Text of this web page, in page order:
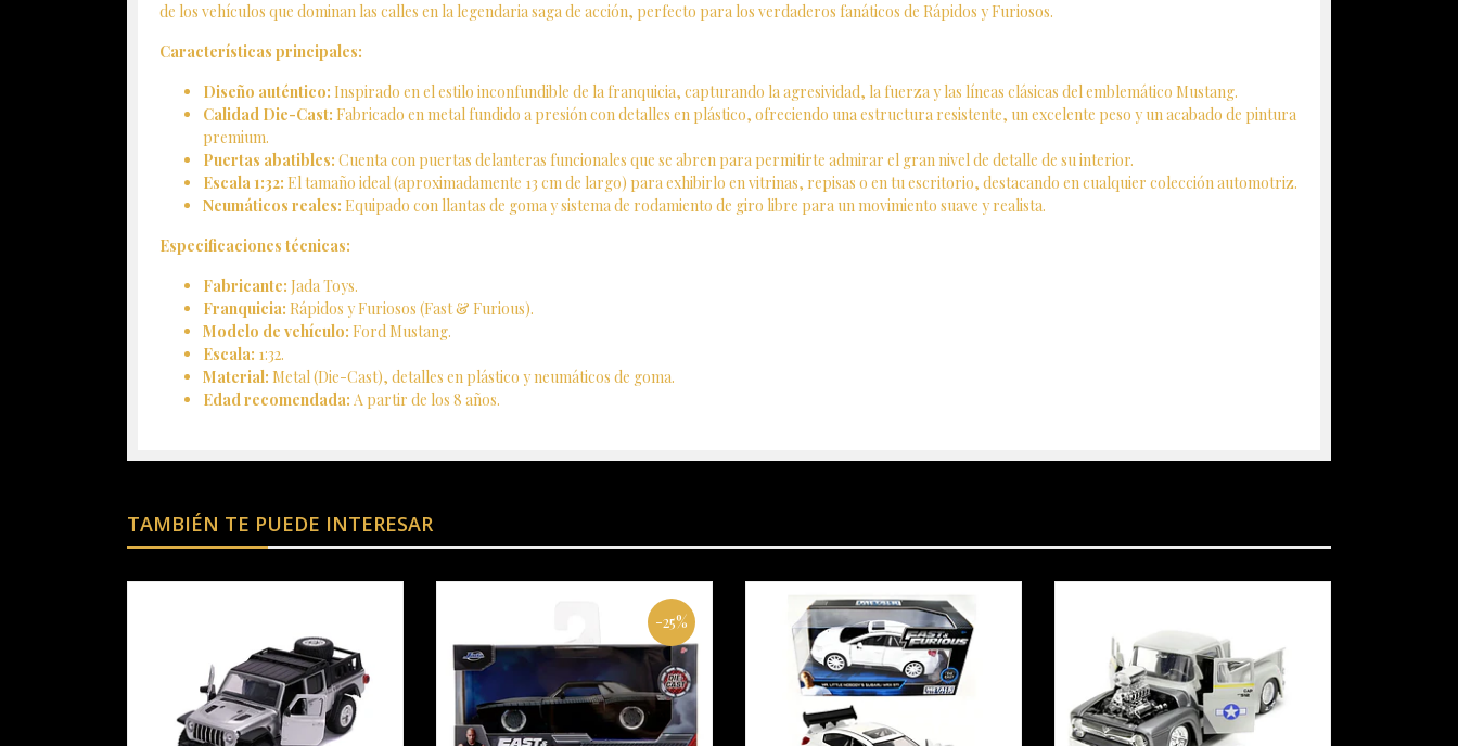
de los vehículos que dominan las calles en la legendaria saga de acción, perfecto para los verdaderos fanáticos de Rápidos y Furiosos.
Características principales:
Diseño auténtico: Inspirado en el estilo inconfundible de la franquicia, capturando la agresividad, la fuerza y las líneas clásicas del emblemático Mustang.
Calidad Die-Cast: Fabricado en metal fundido a presión con detalles en plástico, ofreciendo una estructura resistente, un excelente peso y un acabado de pintura
premium.
Puertas abatibles: Cuenta con puertas delanteras funcionales que se abren para permitirte admirar el gran nivel de detalle de su interior.
Escala 1:32: El tamaño ideal (aproximadamente 13 cm de largo) para exhibirlo en vitrinas, repisas o en tu escritorio, destacando en cualquier colección automotriz.
Neumáticos reales: Equipado con llantas de goma y sistema de rodamiento de giro libre para un movimiento suave y realista.
Especificaciones técnicas:
Fabricante: Jada Toys.
Franquicia: Rápidos y Furiosos (Fast & Furious).
Modelo de vehículo: Ford Mustang.
Escala: 1:32.
Material: Metal (Die-Cast), detalles en plástico y neumáticos de goma.
Edad recomendada: A partir de los 8 años.
TAMBIÉN TE PUEDE INTERESAR
-25%